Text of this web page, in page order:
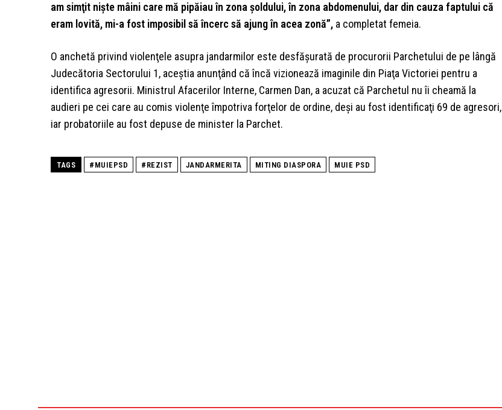
am simţit nişte mâini care mă pipăiau în zona şoldului, în zona abdomenului, dar din cauza faptului că
eram lovită, mi-a fost imposibil să încerc să ajung în acea zonă”, a completat femeia.
O anchetă privind violenţele asupra jandarmilor este desfăşurată de procurorii Parchetului de pe lângă
Judecătoria Sectorului 1, aceştia anunţând că încă vizionează imaginile din Piaţa Victoriei pentru a
identifica agresorii. Ministrul Afacerilor Interne, Carmen Dan, a acuzat că Parchetul nu îi cheamă la
audieri pe cei care au comis violenţe împotriva forţelor de ordine, deşi au fost identificaţi 69 de agresori,
iar probatoriile au fost depuse de minister la Parchet.
TAGS #MUIEPSD #REZIST JANDARMERITA MITING DIASPORA MUIE PSD